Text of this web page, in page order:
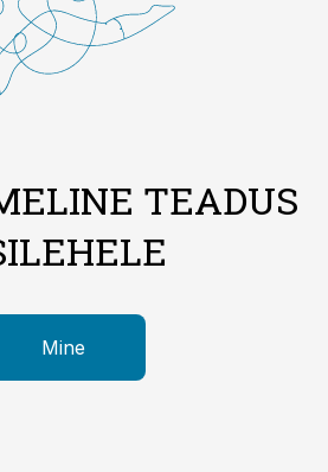
TEADUS
Mine